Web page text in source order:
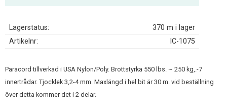
Lagerstatus
370 m i lager
Artikelnr
IC-1075
Paracord tillverkad i USA Nylon/Poly. Brottstyrka 550 lbs. ~ 250 kg,.-7
innertrådar. Tjocklek 3,2-4 mm. Maxlängd i hel bit är 30 m. vid beställning
över detta kommer det i 2 delar.